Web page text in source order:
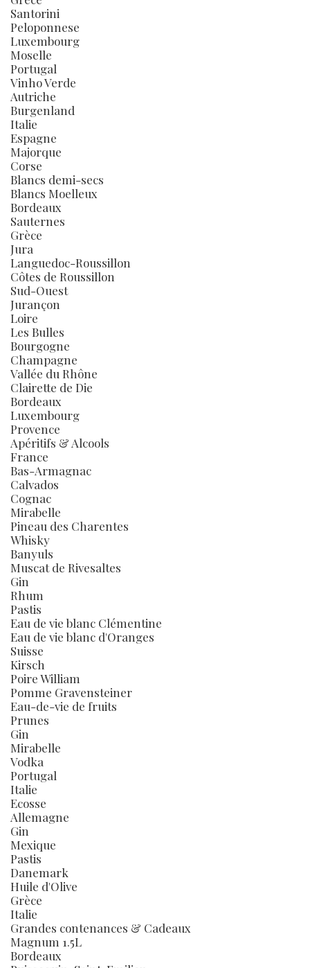
Santorini
Peloponnese
Luxembourg
Moselle
Portugal
Vinho Verde
Autriche
Burgenland
Italie
Espagne
Majorque
Corse
Blancs demi-secs
Blancs Moelleux
Bordeaux
Sauternes
Grèce
Jura
Languedoc-Roussillon
Côtes de Roussillon
Sud-Ouest
Jurançon
Loire
Les Bulles
Bourgogne
Champagne
Vallée du Rhône
Clairette de Die
Bordeaux
Luxembourg
Provence
Apéritifs & Alcools
France
Bas-Armagnac
Calvados
Cognac
Mirabelle
Pineau des Charentes
Whisky
Banyuls
Muscat de Rivesaltes
Gin
Rhum
Pastis
Eau de vie blanc Clémentine
Eau de vie blanc d'Oranges
Suisse
Kirsch
Poire William
Pomme Gravensteiner
Eau-de-vie de fruits
Prunes
Gin
Mirabelle
Vodka
Portugal
Italie
Ecosse
Allemagne
Gin
Mexique
Pastis
Danemark
Huile d'Olive
Grèce
Italie
Grandes contenances & Cadeaux
Magnum 1.5L
Bordeaux